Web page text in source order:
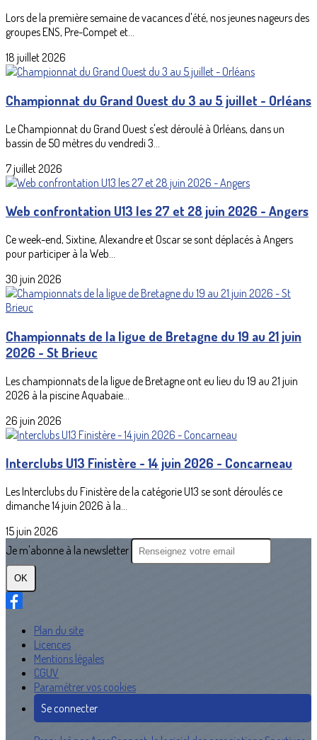
Lors de la première semaine de vacances d'été, nos jeunes nageurs des
groupes ENS, Pre-Compet et...
18 juillet 2026
Championnat du Grand Ouest du 3 au 5 juillet - Orléans
Le Championnat du Grand Ouest s'est déroulé à Orléans, dans un
bassin de 50 mètres du vendredi 3...
7 juillet 2026
Web confrontation U13 les 27 et 28 juin 2026 - Angers
Ce week-end, Sixtine, Alexandre et Oscar se sont déplacés à Angers
pour participer à la Web...
30 juin 2026
Championnats de la ligue de Bretagne du 19 au 21 juin
2026 - St Brieuc
Les championnats de la ligue de Bretagne ont eu lieu du 19 au 21 juin
2026 à la piscine Aquabaie...
26 juin 2026
Interclubs U13 Finistère - 14 juin 2026 - Concarneau
Les Interclubs du Finistère de la catégorie U13 se sont déroulés ce
dimanche 14 juin 2026 à la...
15 juin 2026
Je m'abonne à la newsletter
OK
Plan du site
Licences
Mentions légales
CGUV
Paramétrer vos cookies
Se connecter